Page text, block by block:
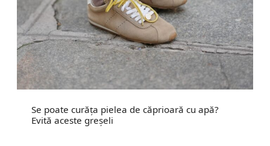
Se poate curăța pielea de căprioară cu apă?
Evită aceste greșeli